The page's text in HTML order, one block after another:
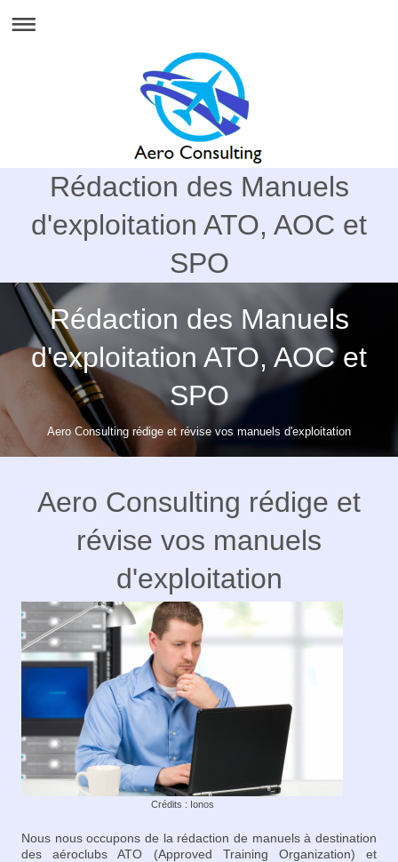
Rédaction des Manuels
d'exploitation ATO, AOC et
SPO
Rédaction des Manuels
d'exploitation ATO, AOC et
SPO
Aero Consulting rédige et révise vos manuels d'exploitation
Aero Consulting rédige et
révise vos manuels
d'exploitation
Crédits : Ionos
Nous nous occupons de la rédaction de manuels à destination
des aéroclubs ATO (Approved Training Organization) et